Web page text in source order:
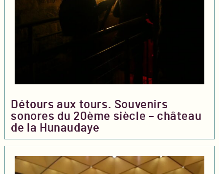
Détours aux tours. Souvenirs
sonores du 20ème siècle – château
de la Hunaudaye